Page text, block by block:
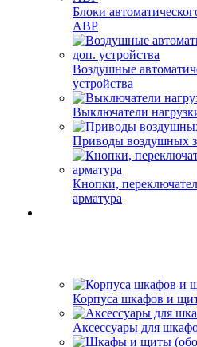
Блоки
АВР
Воздушные
устройства
Выключатели
Приводы воздушных
Кнопки,
арматура
Корпуса шкафов и
Аксессуары для